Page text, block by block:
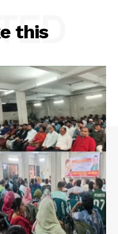
this